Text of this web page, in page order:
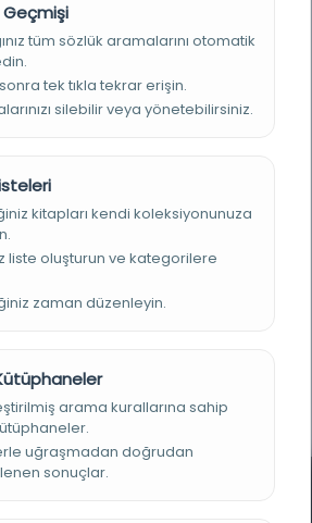
Süreli Yayın
Türkçe
Evet
Türkiye Yazma Eserler Kurumu Başkanlığı
488425
488425
018943
tüm sözlük aramalarını otomatik
tek tıkla tekrar erişin.
silebilir veya yönetebilirsiniz.
kitapları kendi koleksiyonunuza
liste oluşturun ve kategorilere
zaman düzenleyin.
arama kurallarına sahip
uğraşmadan doğrudan
sonuçlar.